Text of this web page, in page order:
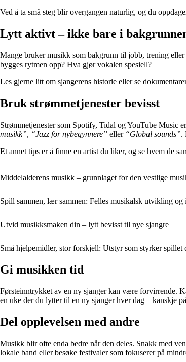
Ved å ta små steg blir overgangen naturlig, og du
Lytt aktivt – ikke bare i
Mange bruker musikk som bakgrunn til jobb, trening
bygges rytmen opp? Hva gjør vokalen spesiell?
Les gjerne litt om sjangerens historie eller se
Bruk strømmetjenester bevisst
Strømmetjenester som Spotify, Tidal og YouTube Music
musikk”, “Jazz for nybegynnere” eller “Global sounds”.
Et annet tips er å finne en artist du liker, og se hvem de
Middelalderens musikk – grunnlaget for den vestlige
Spill sammen, lær sammen: Felles musikalsk utvikling og
Utvid musikksmaken din – lytt bevisst til nye sjangre
Små hjelpemidler, stor forskjell: Utstyr som styrker spillet
Gi musikken tid
Førsteinntrykket av en ny sjanger kan være forvirrende.
en uke der du lytter til en ny sjanger hver dag – kanskje
Del opplevelsen med andre
Musikk blir ofte enda bedre når den deles. Snakk med
lokale band eller besøke festivaler som fokuserer på